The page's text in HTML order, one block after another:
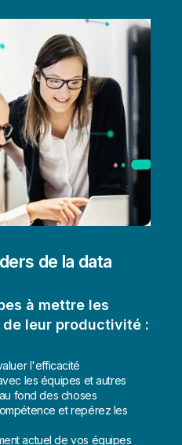
de la data
à mettre les
leur productivité :
l'efficacité
les équipes et autres
fond des choses
et repérez les
actuel de vos équipes